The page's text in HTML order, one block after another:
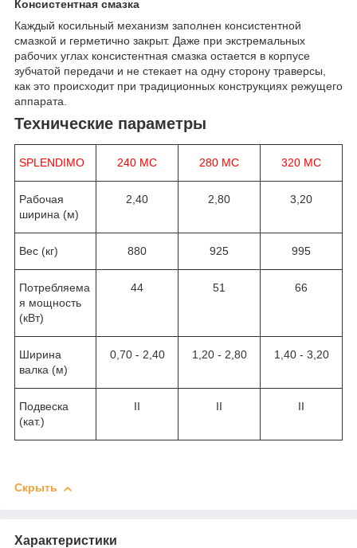
Консистентная смазка
Каждый косильный механизм заполнен консистентной
смазкой и герметично закрыт. Даже при экстремальных
рабочих углах консистентная смазка остается в корпусе
зубчатой передачи и не стекает на одну сторону траверсы,
как это происходит при традиционных конструкциях режущего
аппарата.
Технические параметры
SPLENDIMO 240 MC 280 MC 320 MC
Рабочая
ширина (м)
2,40 2,80 3,20
Вес (кг) 880 925 995
Потребляема
я мощность
(кВт)
44 51 66
Ширина
валка (м)
0,70 - 2,40 1,20 - 2,80 1,40 - 3,20
Подвеска
(кат.)
II II II
Скрыть
Характеристики